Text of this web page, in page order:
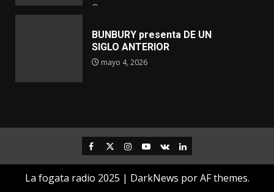
BUNBURY presenta DE UN
SIGLO ANTERIOR
mayo 4, 2026
Facebook
TwitterInstagram
Youtube
VK LinkedIn
La fogata radio 2025 | DarkNews por AF themes.